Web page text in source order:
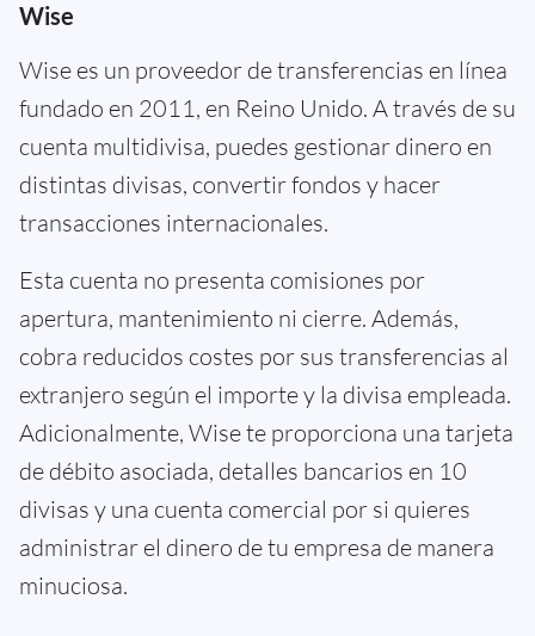
Wise
Wise es un proveedor de transferencias en línea
fundado en 2011, en Reino Unido. A través de su
cuenta multidivisa, puedes gestionar dinero en
distintas divisas, convertir fondos y hacer
transacciones internacionales.
Esta cuenta no presenta comisiones por
apertura, mantenimiento ni cierre. Además,
cobra reducidos costes por sus transferencias al
extranjero según el importe y la divisa empleada.
Adicionalmente, Wise te proporciona una tarjeta
de débito asociada, detalles bancarios en 10
divisas y una cuenta comercial por si quieres
administrar el dinero de tu empresa de manera
minuciosa.